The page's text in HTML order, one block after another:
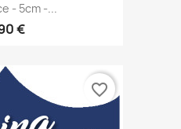
- 5cm -...
€
favorite_border